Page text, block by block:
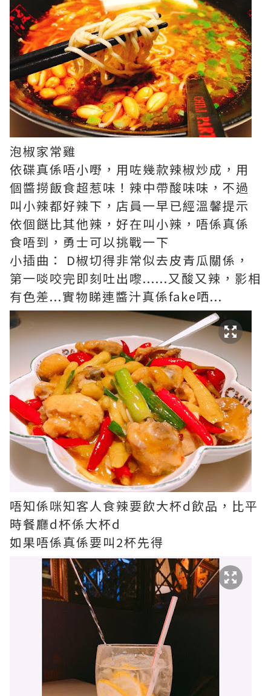
泡椒家常雞
依碟真係唔小嘢，用咗幾款辣椒炒成，用
個醬撈飯食超惹味！辣中帶酸味味，不過
叫小辣都好辣下，店員一早已經溫馨提示
依個餸比其他辣，好在叫小辣，唔係真係
食唔到，勇士可以挑戰一下
小插曲： D椒切得非常似去皮青瓜關係，
第一啖咬完即刻吐出嚟......又酸又辣，影相
有色差...實物睇連醬汁真係fake哂...
唔知係咪知客人食辣要飲大杯d飲品，比平
時餐廳d杯係大杯d
如果唔係真係要叫2杯先得